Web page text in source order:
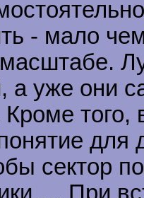
- мало
масштабе.
а уже они
сектор
При